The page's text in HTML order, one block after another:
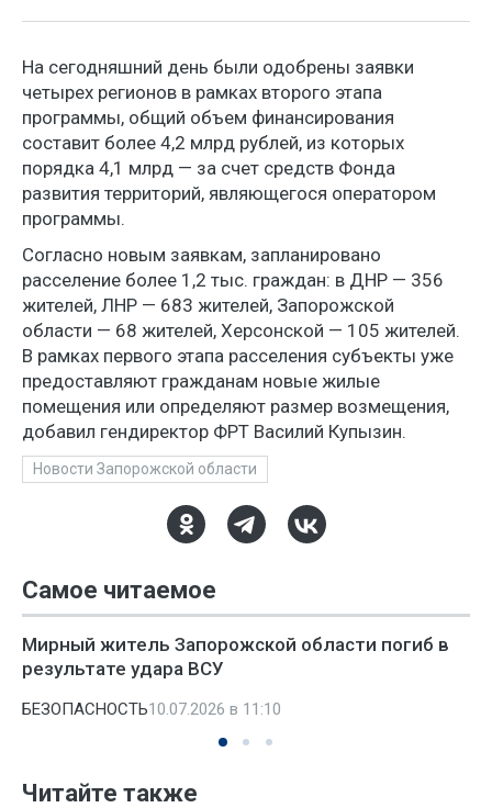
На сегодняшний день были одобрены заявки
четырех регионов в рамках второго этапа
программы, общий объем финансирования
составит более 4,2 млрд рублей, из которых
порядка 4,1 млрд — за счет средств Фонда
развития территорий, являющегося оператором
программы.
Согласно новым заявкам, запланировано
расселение более 1,2 тыс. граждан: в ДНР — 356
жителей, ЛНР — 683 жителей, Запорожской
области — 68 жителей, Херсонской — 105 жителей.
В рамках первого этапа расселения субъекты уже
предоставляют гражданам новые жилые
помещения или определяют размер возмещения,
добавил гендиректор ФРТ Василий Купызин.
Новости Запорожской области
Самое читаемое
Мирный житель Запорожской области погиб в
результате удара ВСУ
БЕЗОПАСНОСТЬ10.07.2026 в 11:10
Читайте также